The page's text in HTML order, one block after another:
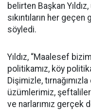
belirten Başkan
sıkıntıların her
söyledi.
Yıldız, “Maalesef
politikamız, köy
Dişimizle,
üzümlerimiz,
ve narlarımız gerçek